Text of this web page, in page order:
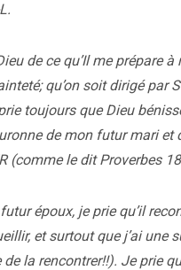
de ce qu’Il me prépare
qu’on soit dirigé
toujours que Dieu
de mon futur mari et
(comme le dit Proverbes
époux, je prie qu’il
et surtout que j’ai
de la rencontrer!!). Je prie